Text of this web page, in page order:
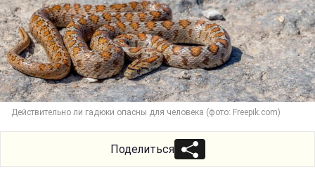
Действительно ли гадюки опасны для человека (фото: Freepik.com)
Поделиться